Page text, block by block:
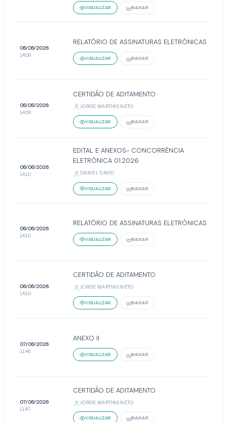
VISUALIZAR BAIXAR
05/05/2026
14:09
RELATÓRIO DE ASSINATURAS ELETRÔNICAS
VISUALIZAR BAIXAR
05/05/2026
14:09
CERTIDÃO DE ADITAMENTO
JORGE MARTINS NETO
VISUALIZAR BAIXAR
05/05/2026
14:10
EDITAL E ANEXOS- CONCORRÊNCIA
ELETRÔNICA 01.2026
DANIEL DAVID
VISUALIZAR BAIXAR
05/05/2026
14:10
RELATÓRIO DE ASSINATURAS ELETRÔNICAS
VISUALIZAR BAIXAR
05/05/2026
14:10
CERTIDÃO DE ADITAMENTO
JORGE MARTINS NETO
VISUALIZAR BAIXAR
07/05/2026
11:46
ANEXO II
VISUALIZAR BAIXAR
07/05/2026
11:47
CERTIDÃO DE ADITAMENTO
JORGE MARTINS NETO
VISUALIZAR BAIXAR